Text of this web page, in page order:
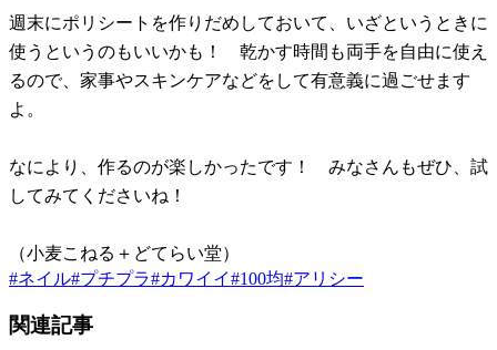
週末にポリシートを作りだめしておいて、いざというときに
使うというのもいいかも！ 乾かす時間も両手を自由に使え
るので、家事やスキンケアなどをして有意義に過ごせます
よ。
なにより、作るのが楽しかったです！ みなさんもぜひ、試
してみてくださいね！
（小麦こねる＋どてらい堂）
#ネイル#プチプラ#カワイイ#100均#アリシー
関連記事